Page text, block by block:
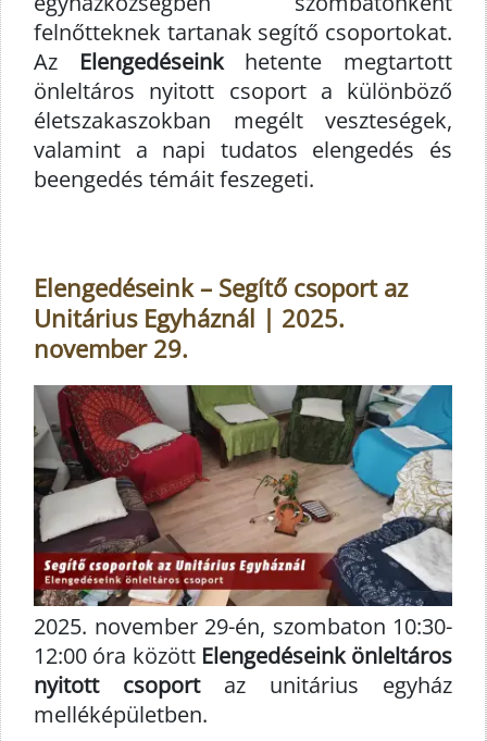
felnőtteknek tartanak segítő csoportokat.
Az Elengedéseinkhetente megtartott
önleltáros nyitott csoport a különböző
életszakaszokban megélt veszteségek,
valamint a napi tudatos elengedés és
beengedés témáit feszegeti.
Elengedéseink – Segítő csoport az
Unitárius Egyháznál | 2025.
november 29.
2025. november 29-én, szombaton 10:30-
12:00 óra között Elengedéseink önleltáros
nyitott csoportaz unitárius egyház
melléképületben.